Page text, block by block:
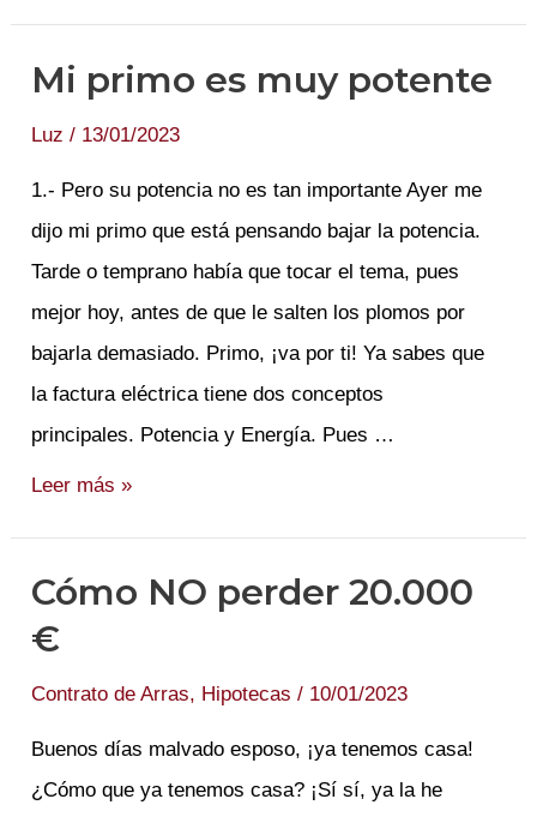
noche?
Mi primo es muy potente
Luz / 13/01/2023
1.- Pero su potencia no es tan importante Ayer me
dijo mi primo que está pensando bajar la potencia.
Tarde o temprano había que tocar el tema, pues
mejor hoy, antes de que le salten los plomos por
bajarla demasiado. Primo, ¡va por ti! Ya sabes que
la factura eléctrica tiene dos conceptos
principales. Potencia y Energía. Pues …
Mi
muy
potente
Leer más »
Cómo NO perder 20.000
€
Contrato de Arras, Hipotecas / 10/01/2023
Buenos días malvado esposo, ¡ya tenemos casa!
¿Cómo que ya tenemos casa? ¡Sí sí, ya la he